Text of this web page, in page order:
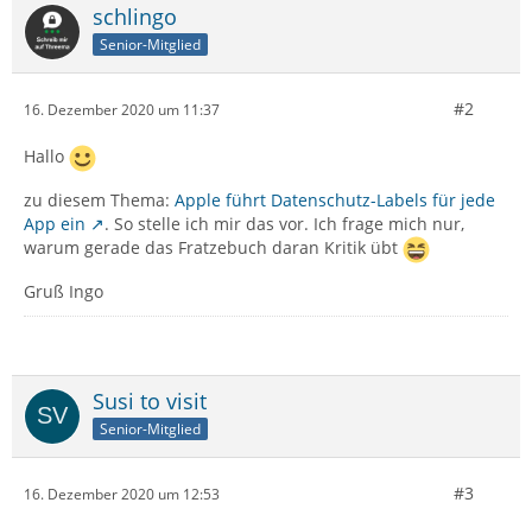
schlingo
Senior-Mitglied
16. Dezember 2020 um 11:37 #2
Hallo
zu diesem Thema: Apple führt Datenschutz-Labels für jede
App ein
. So stelle ich mir das vor. Ich frage mich nur,
warum gerade das Fratzebuch daran Kritik übt
Gruß Ingo
Susi to visit
Senior-Mitglied
16. Dezember 2020 um 12:53 #3